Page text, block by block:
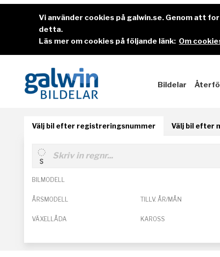
Vi använder cookies på galwin.se. Genom att
detta.
Läs mer om cookies på följande länk: Om
Bildelar
Välj bil efter registreringsnummer Välj bil efter
BILMODELL
ÅRSMODELL TILLV. ÅR/MÅN
VÄXELLÅDA KAROSS